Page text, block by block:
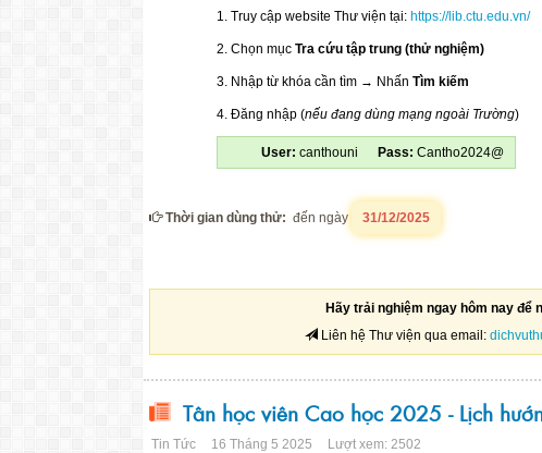
Truy cập website Thư viện tại: https://lib.ctu.edu.vn/
Chọn mục Tra cứu tập trung (thử nghiệm)
Nhập từ khóa cần tìm → Nhấn Tìm kiếm
Đăng nhập (nếu đang dùng mạng ngoài Trường)
User: canthouni Pass: Cantho2024@
Thời gian dùng thử: đến ngày 31/12/2025
Hãy trải nghiệm ngay hôm nay để
Liên hệ Thư viện qua email:
Tân học viên Cao học 2025 - Lịch
Tin Tức 16 Tháng 5 2025 Lượt xem: 2502